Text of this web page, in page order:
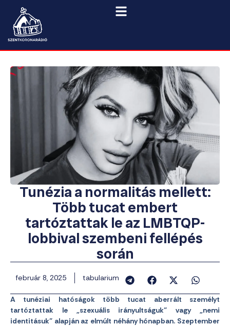
Tunézia a normalitás mellett:
Több tucat embert
tartóztattak le az LMBTQP-
lobbival szembeni fellépés
során
február 8, 2025 tabularium
A tunéziai hatóságok több tucat aberrált személyt
tartóztattak le „szexuális irányultságuk” vagy „nemi
identitásuk” alapján az elmúlt néhány hónapban. Szeptember